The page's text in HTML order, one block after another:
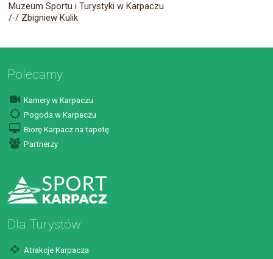
Muzeum Sportu i Turystyki w Karpaczu
/-/ Zbigniew Kulik
Polecamy
Kamery w Karpaczu
Pogoda w Karpaczu
Biorę Karpacz na tapetę
Partnerzy
Dla Turystów
Atrakcje Karpacza